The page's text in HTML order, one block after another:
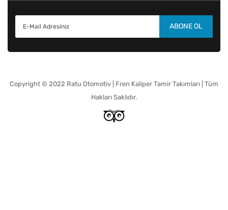
ABONE OL
Copyright © 2022 Ratu Otomotiv | Fren Kaliper Tamir Takımları | Tüm
Hakları Saklıdır.